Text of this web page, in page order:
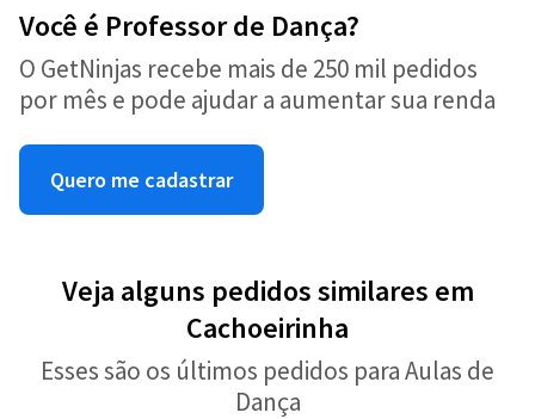
Você é Professor de Dança?
O GetNinjas recebe mais de 250 mil pedidos
por mês e pode ajudar a aumentar sua renda
Quero me cadastrar
Veja alguns pedidos similares em
Cachoeirinha
Esses são os últimos pedidos para Aulas de
Dança